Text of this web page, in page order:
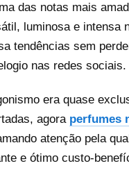
das notas mais
luminosa e intensa
tendências sem
nas redes sociais.
era quase
agora perfumes
atenção pela
e ótimo custo-